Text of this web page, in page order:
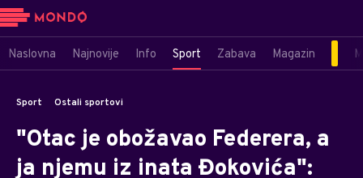
Naslovna Najnovije Info Sport Zabava Magazin
Sport Ostali sportovi
"Otac je obožavao Federera, a
ja njemu iz inata Đokovića":